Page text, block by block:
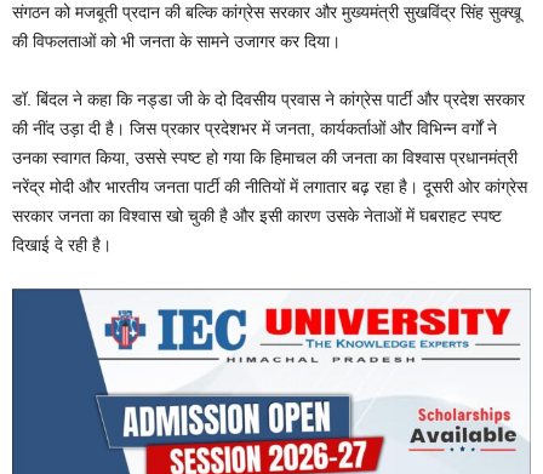
संगठन को मजबूती प्रदान की बल्कि कांग्रेस सरकार और मुख्यमंत्री सुखविंद्र सिंह सुक्खू
की विफलताओं को भी जनता के सामने उजागर कर दिया।
डॉ. बिंदल ने कहा कि नड्डा जी के दो दिवसीय प्रवास ने कांग्रेस पार्टी और प्रदेश सरकार
की नींद उड़ा दी है। जिस प्रकार प्रदेशभर में जनता, कार्यकर्ताओं और विभिन्न वर्गों ने
उनका स्वागत किया, उससे स्पष्ट हो गया कि हिमाचल की जनता का विश्वास प्रधानमंत्री
नरेंद्र मोदी और भारतीय जनता पार्टी की नीतियों में लगातार बढ़ रहा है। दूसरी ओर कांग्रेस
सरकार जनता का विश्वास खो चुकी है और इसी कारण उसके नेताओं में घबराहट स्पष्ट
दिखाई दे रही है।